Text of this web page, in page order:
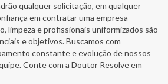
qualquer solicitação, em qualquer
em contratar uma empresa
limpeza e profissionais uniformizados são
e objetivos. Buscamos com
constante e evolução de nossos
Conte com a Doutor Resolve em